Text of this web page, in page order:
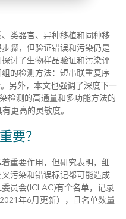
类器官、异种移植和同种移
骤，但验证错误和污染仍是
讨了生物样品验证和污染评
的检测方法：短串联重复序
另外，本文也强调了深度下一
检测的高通量和多功能方法的
更高的灵敏度。
要？
重要作用，但研究表明，细
污染和错误标记都可能造成
员会(ICLAC)有个名单，记录
年6月更新），且名单数量